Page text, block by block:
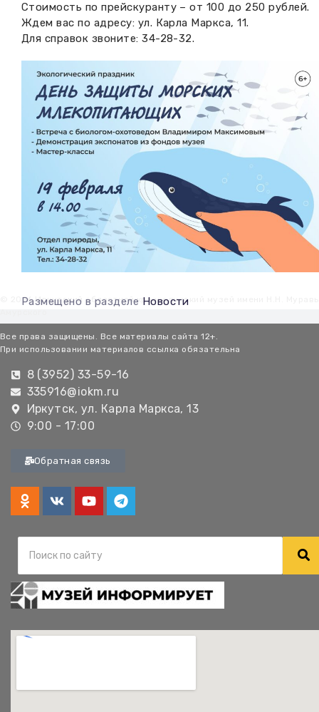
Стоимость по прейскуранту – от 100 до 250 рублей.
Ждем вас по адресу: ул. Карла Маркса, 11.
Для справок звоните: 34-28-32.
Размещено в разделе Новости
© 2026 Иркутский областной краеведческий музей имени Н.Н.
Все права защищены. Все материалы сайта 12+.
При использовании материалов ссылка обязательна
8 (3952) 33-59-16
335916@iokm.ru
Иркутск, ул. Карла Маркса, 13
9:00 - 17:00
Обратная связь